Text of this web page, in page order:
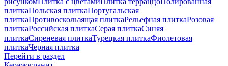
плиткаПольская плиткаПортугальская
плиткаПротивоскользящая плиткаРельефная плиткаРозовая
плиткаРоссийская плиткаСерая плиткаСиняя
плиткаСиреневая плиткаТурецкая плиткаФиолетовая
плиткаЧерная плитка
Перейти в раздел